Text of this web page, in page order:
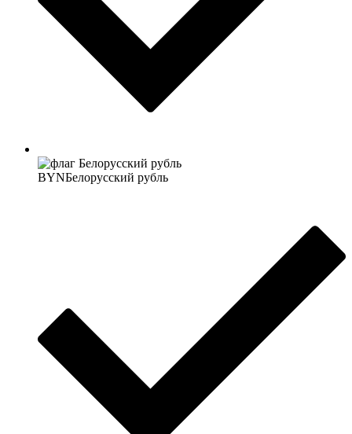
BYNБелорусский рубль